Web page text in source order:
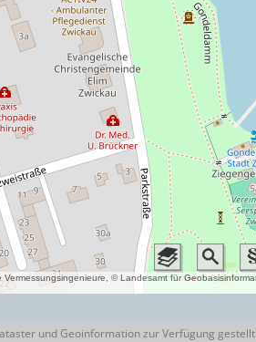
und Geoinformation zur Verfügung gestellt